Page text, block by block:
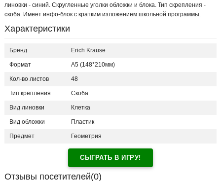
линовки - синий. Скругленные уголки обложки и блока. Тип скрепления -
скоба. Имеет инфо-блок с кратким изложением школьной программы.
Характеристики
Бренд Erich Krause
Формат А5 (148*210мм)
Кол-во листов 48
Тип крепления Скоба
Вид линовки Клетка
Вид обложки Пластик
Предмет Геометрия
СЫГРАТЬ В ИГРУ!
Отзывы посетителей(0)